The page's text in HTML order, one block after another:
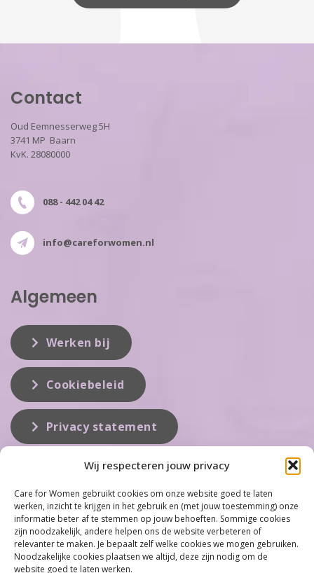
Wij respecteren jouw privacy
Care for Women gebruikt cookies om onze website goed te laten
werken, inzicht te krijgen in het gebruik en (met jouw toestemming) onze
informatie beter af te stemmen op jouw behoeften. Sommige cookies
zijn noodzakelijk, andere helpen ons de website verbeteren of
relevanter te maken. Je bepaalt zelf welke cookies we mogen gebruiken.
Noodzakelijke cookies plaatsen we altijd, deze zijn nodig om de
website goed te laten werken.
Contact
Oud Eemnesserweg 5H
3741 MP Baarn
KvK. 28080000
088 - 442 04 42
info@careforwomen.nl
Algemeen
Werken bij
Cookiebeleid
Privacy statement
Care for Women is de eerste organisatie die zich inzet op het gebied
van hormonale problemen bij vrouwen. Met ruim 100 locaties
behoort Care for Women tot één van de grootste organisaties op dit
vakgebied...